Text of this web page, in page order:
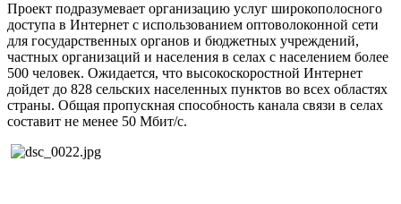
Проект подразумевает организацию услуг широкополосного
доступа в Интернет с использованием оптоволоконной сети
для государственных органов и бюджетных учреждений,
частных организаций и населения в селах с населением более
500 человек. Ожидается, что высокоскоростной Интернет
дойдет до 828 сельских населенных пунктов во всех областях
страны. Общая пропускная способность канала связи в селах
составит не менее 50 Мбит/с.